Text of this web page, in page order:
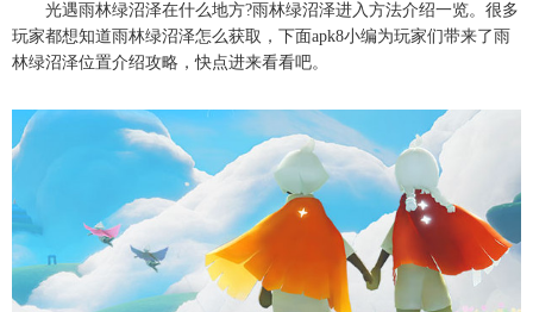
光遇雨林绿沼泽在什么地方?雨林绿沼泽进入方法介绍一览。很多
玩家都想知道雨林绿沼泽怎么获取，下面apk8小编为玩家们带来了雨
林绿沼泽位置介绍攻略，快点进来看看吧。